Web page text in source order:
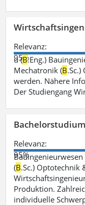
Relevanz:
95%
u (B.Eng.)
Mechatronik (B
werden. Nähere
Der Studiengang
Relevanz:
95%
Bauingenieurwesen
(B.Sc.) Optotechnik
Produktion.
individuelle